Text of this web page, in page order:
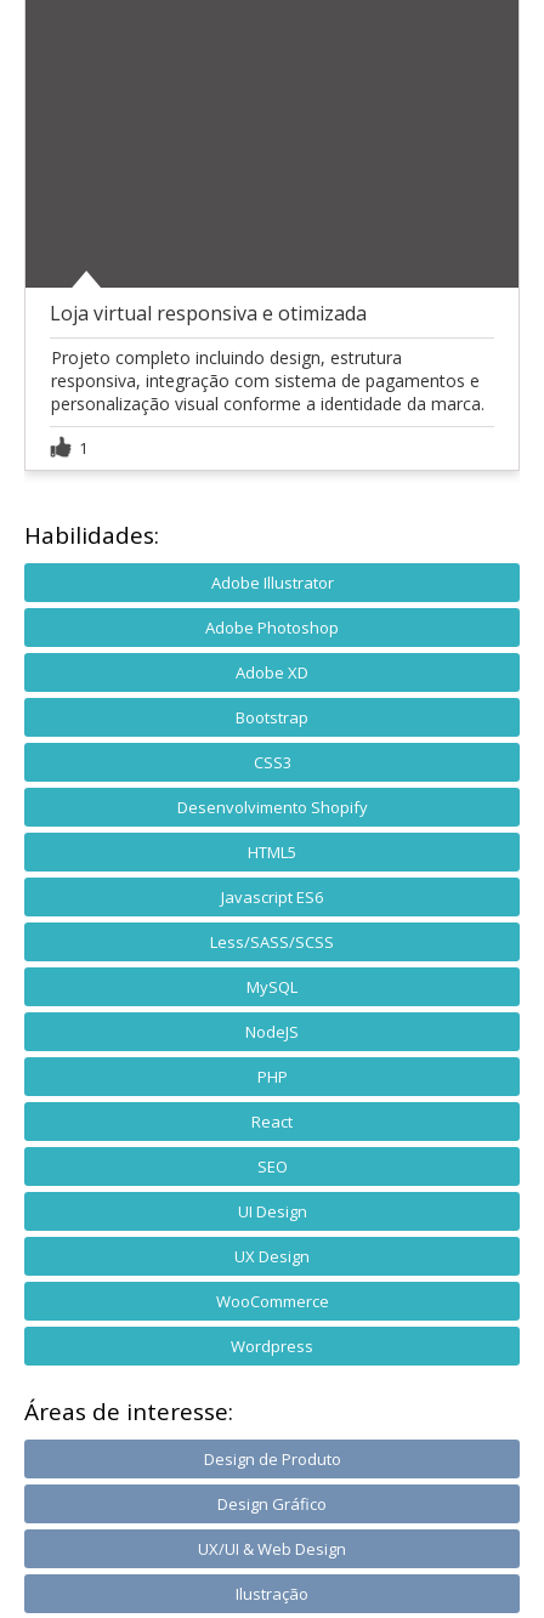
Loja virtual responsiva e otimizada
Projeto completo incluindo design, estrutura
responsiva, integração com sistema de pagamentos e
personalização visual conforme a identidade da marca.
1
Habilidades:
Adobe Illustrator
Adobe Photoshop
Adobe XD
Bootstrap
CSS3
Desenvolvimento Shopify
HTML5
Javascript ES6
Less/SASS/SCSS
MySQL
NodeJS
PHP
React
SEO
UI Design
UX Design
WooCommerce
Wordpress
Áreas de interesse:
Design de Produto
Design Gráfico
UX/UI & Web Design
Ilustração